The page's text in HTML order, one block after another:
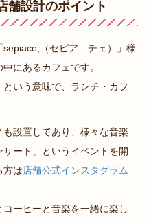
舗設計のポイント
sepiace,（セピア―チェ）」様
にあるカフェです。
いう意味で、ランチ・カフ
設置してあり、様々な音楽
ート」というイベントを開
方は店舗公式インスタグラム
ーヒーと音楽を一緒に楽し